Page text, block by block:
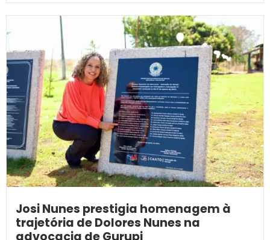
Josi Nunes prestigia homenagem à
trajetória de Dolores Nunes na
advocacia de Gurupi